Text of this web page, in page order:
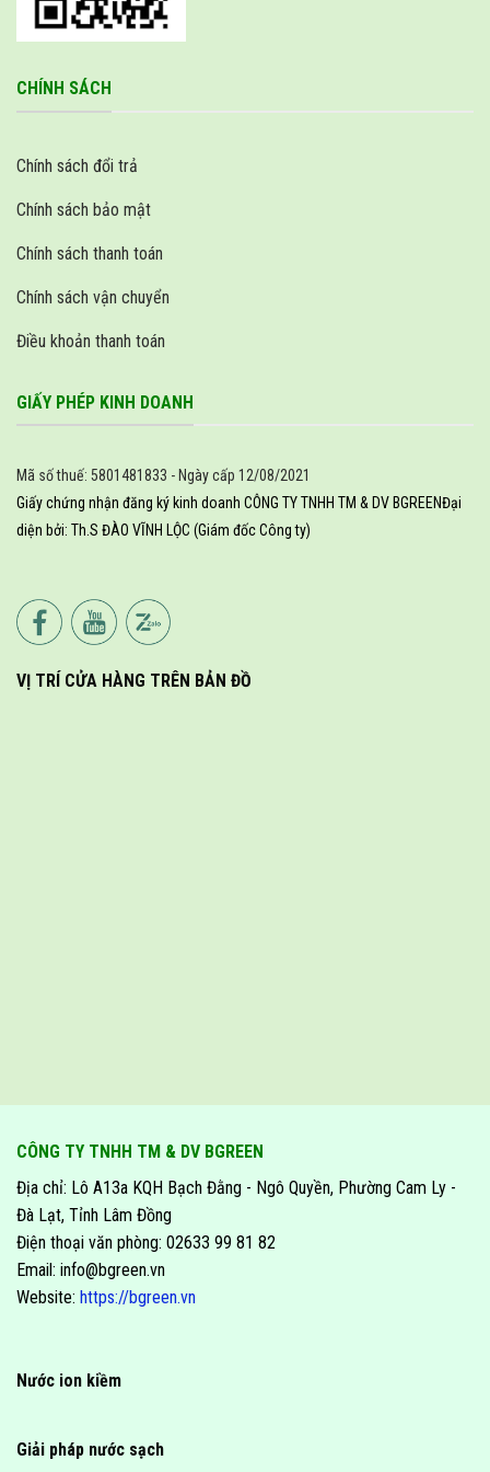
Hoặc trao đổi thêm MIỄN PHÍ tại
CHÍNH SÁCH
Chính sách đổi trả
Chính sách bảo mật
Chính sách thanh toán
Chính sách vận chuyển
Điều khoản thanh toán
GIẤY PHÉP KINH DOANH
Mã số thuế: 5801481833 - Ngày cấp 12/08/2021
Giấy chứng nhận đăng ký kinh doanh CÔNG TY TNHH TM & DV BGREENĐại
diện bởi: Th.S ĐÀO VĨNH LỘC (Giám đốc Công ty)
VỊ TRÍ CỬA HÀNG TRÊN BẢN ĐỒ
CÔNG TY TNHH TM & DV BGREEN
Địa chỉ: Lô A13a KQH Bạch Đằng - Ngô Quyền, Phường Cam Ly -
Đà Lạt, Tỉnh Lâm Đồng
Điện thoại văn phòng: 02633 99 81 82
Email: info@bgreen.vn
Website: https://bgreen.vn
Nước ion kiềm
Giải pháp nước sạch